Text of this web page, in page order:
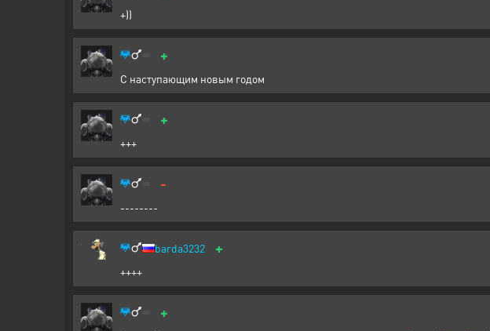
+))
+
С наступающим новым годом
+
+++
-
--------
barda3232 +
++++
+